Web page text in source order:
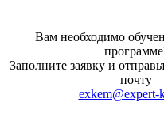
Вам необходимо
Заполните заявку и
почту
exkem@expert-